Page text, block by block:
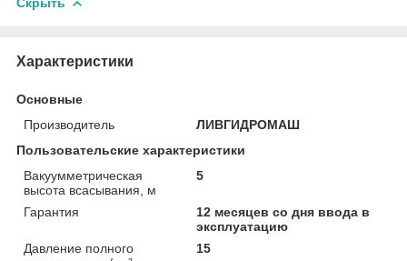
Характеристики
Основные
Производитель
ЛИВГИДРОМАШ
Пользовательские характеристики
Вакуумметрическая
высота всасывания, м
5
Гарантия
12 месяцев со дня ввода в
эксплуатацию
Давление полного
15